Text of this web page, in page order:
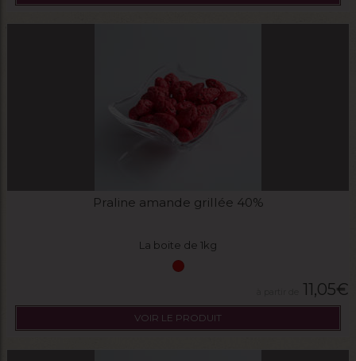
Praline amande grillée 40%
La boite de 1kg
11,05€
VOIR LE PRODUIT